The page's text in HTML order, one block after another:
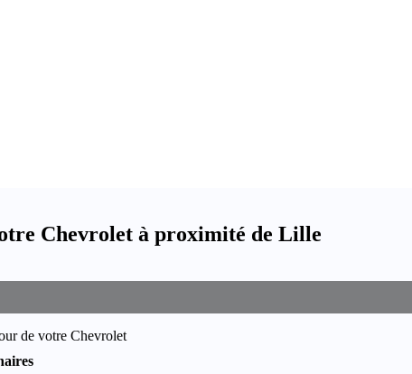
Chevrolet à proximité de Lille
de votre Chevrolet